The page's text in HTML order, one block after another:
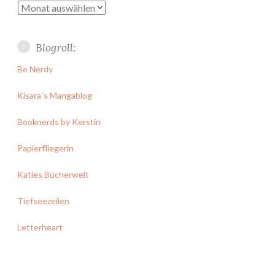
Archiv
Blogroll:
Be Nerdy
Kisara´s Mangablog
Booknerds by Kerstin
Papierfliegerin
Katies Bücherwelt
Tiefseezeilen
Letterheart